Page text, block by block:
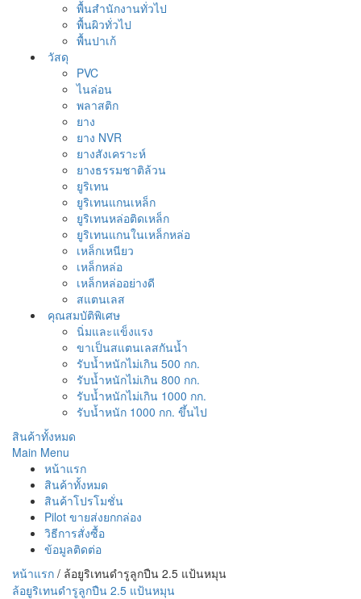
พื้นสำนักงานทั่วไป
พื้นผิวทั่วไป
พื้นปาเก้
วัสดุ
PVC
ไนล่อน
พลาสติก
ยาง
ยาง NVR
ยางสังเคราะห์
ยางธรรมชาติล้วน
ยูริเทน
ยูริเทนแกนเหล็ก
ยูริเทนหล่อติดเหล็ก
ยูริเทนแกนในเหล็กหล่อ
เหล็กเหนียว
เหล็กหล่อ
เหล็กหล่ออย่างดี
สแตนเลส
คุณสมบัติพิเศษ
นิ่มและแข็งแรง
ขาเป็นสแตนเลสกันน้ำ
รับน้ำหนักไม่เกิน 500 กก.
รับน้ำหนักไม่เกิน 800 กก.
รับน้ำหนักไม่เกิน 1000 กก.
รับน้ำหนัก 1000 กก. ขึ้นไป
สินค้าทั้งหมด
Main Menu
หน้าแรก
สินค้าทั้งหมด
สินค้าโปรโมชั่น
Pilot ขายส่งยกกล่อง
วิธีการสั่งซื้อ
ข้อมูลติดต่อ
หน้าแรก / ล้อยูริเทนดำรูลูกปืน 2.5 แป้นหมุน
ล้อยูริเทนดำรูลูกปืน 2.5 แป้นหมุน